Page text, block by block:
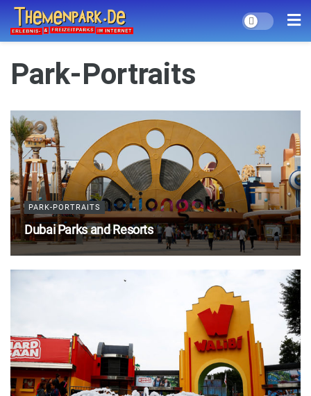
Park-Portraits
PARK-PORTRAITS
Dubai Parks and Resorts